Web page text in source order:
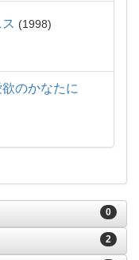
1998
のかなたに
0
2